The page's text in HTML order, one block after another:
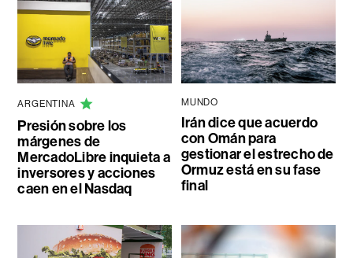
ARGENTINA
Presión sobre los
márgenes de
MercadoLibre inquieta a
inversores y acciones
caen en el Nasdaq
MUNDO
Irán dice que acuerdo
con Omán para
gestionar el estrecho de
Ormuz está en su fase
final